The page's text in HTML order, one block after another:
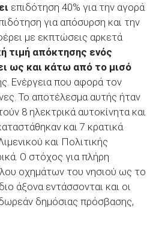
επιδότηση 40% για την αγορά
για απόσυρση και την
με εκπτώσεις αρκετά
τιμή απόκτησης ενός
ως και κάτω από το μισό
Ενέργεια που αφορά τον
Το αποτέλεσμα αυτής ήταν
8 ηλεκτρικά αυτοκίνητα και
και 7 κρατικά
και Πολιτικής
Ο στόχος για πλήρη
οχημάτων του νησιού ως το
άξονα εντάσσονται και οι
δημόσιας πρόσβασης,